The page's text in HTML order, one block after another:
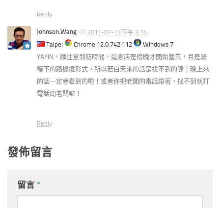
Reply
Johnson.Wang
2011-07-13下午 3:14
Taipei
Chrome 12.0.742.112
Windows 7
YAYIN，請注意到訪時間，這家店是傍晚才開始營業，且是騎
樓下的路邊攤形式，所以若白天來的話是找不到的喔！晚上來
的話一定會看到的啦！或者你把老闆的電話帶著，找不到就打
電話問老闆囉！
Reply
發佈留言
留言 *